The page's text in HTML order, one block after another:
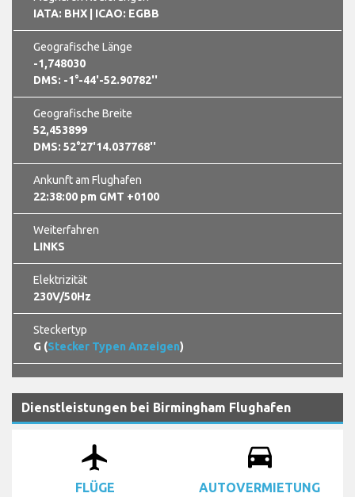
IATA: BHX
| ICAO: EGBB
Geografische Länge
-1,748030
DMS: -1°-44'-52.90782''
Geografische Breite
52,453899
DMS: 52°27'14.037768''
Ankunft am Flughafen
22:38:01 pm GMT +0100
Weiterfahren
LINKS
Elektrizität
230V/50Hz
Steckertyp
G (Stecker Typen Anzeigen)
Dienstleistungen bei Birmingham Flughafen
airplanemode_active
FLÜGE
drive_eta
AUTOVERMIETUNG